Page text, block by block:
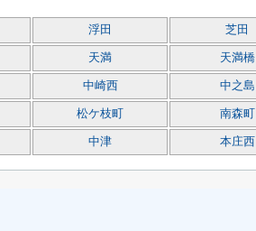
浮田 芝田
天満 天満橋
中崎西 中之島
松ケ枝町 南森町
中津 本庄西